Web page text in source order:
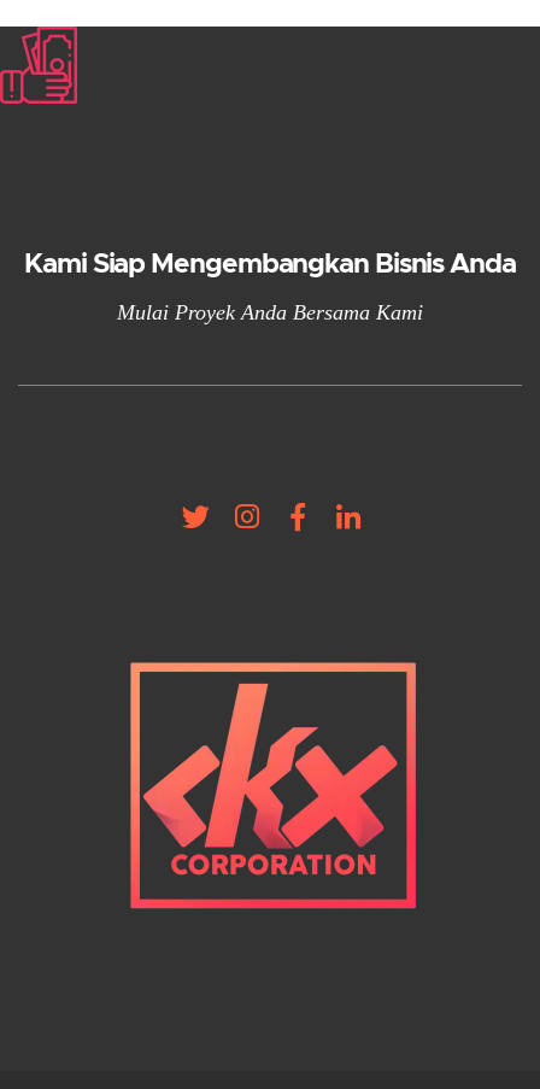
Kami Siap Mengembangkan Bisnis Anda
Mulai Proyek Anda Bersama Kami